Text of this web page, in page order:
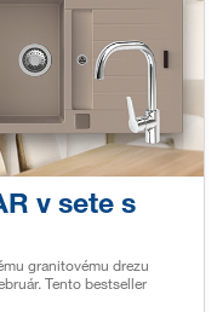
v sete s
granitovému drezu
Tento bestseller